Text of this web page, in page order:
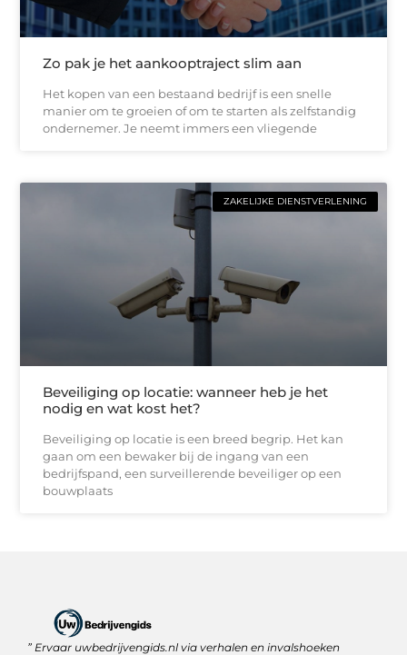
Zo pak je het aankooptraject slim aan
Het kopen van een bestaand bedrijf is een snelle
manier om te groeien of om te starten als zelfstandig
ondernemer. Je neemt immers een vliegende
ZAKELIJKE DIENSTVERLENING
Beveiliging op locatie: wanneer heb je het
nodig en wat kost het?
Beveiliging op locatie is een breed begrip. Het kan
gaan om een bewaker bij de ingang van een
bedrijfspand, een surveillerende beveiliger op een
bouwplaats
” Ervaar uwbedrijvengids.nl via verhalen en invalshoeken